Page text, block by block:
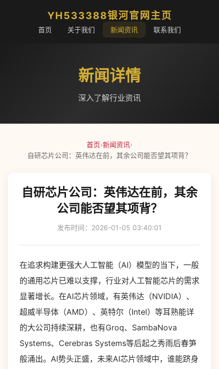
YH533388银河官网主页
首页 关于我们 新闻资讯 联系我们
新闻详情
深入了解行业资讯
首页›新闻资讯›
自研芯片公司：英伟达在前，其余公司能否望其项背？
自研芯片公司：英伟达在前，其余
公司能否望其项背？
发布时间：2026-01-05 03:40:01
在追求构建更强大人工智能（AI）模型的当下，一般
的通用芯片已难以支撑，行业对人工智能芯片的需求
显著增长。在AI芯片领域，有英伟达（NVIDIA）、
超威半导体（AMD）、英特尔（Intel）等耳熟能详
的大公司持续深耕，也有Groq、SambaNova
Systems、Cerebras Systems等后起之秀雨后春笋
般涌出。AI势头正盛，未来AI芯片领域中，谁能跻身